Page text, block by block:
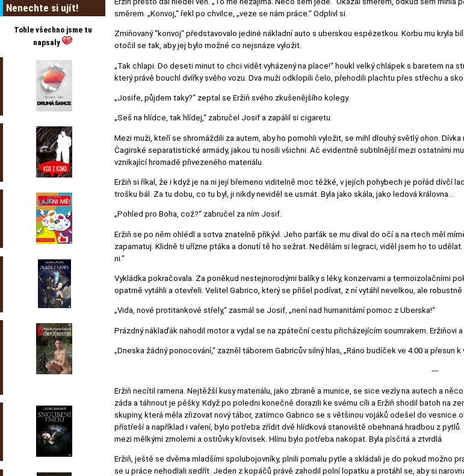
Nenechte si ujít!
Tohle všechno jsme tu
napsaly
směrem. „Konvoj,“ řekl po chvilce, „veze se nám práce.“ Odplivl si.
Zmiňovaný “konvoj“ představovalo jediné nákladní auto s uberskou espézetkou. Korbu mu kryla
otočil se tak, aby jej bylo možné co nejsnáze vyložit.
„Tak chlapi. Do deseti minut to chci vidět vyházený na place!“ houkl velký chlápek s baretem na
který právě bouchl dvířky svého vozu. Dva muži odklopili čelo, přehodili plachtu přes střechu a
„Josife, půjdem taky?“ zeptal se Eržiň svého zkušenějšího kolegy.
„Seš na hlídce, tak hlídej,“ zabručel Josif a zapálil si cigaretu.
Mezi muži, kteří se shromáždili za autem, aby ho pomohli vyložit, se mihl dlouhý světlý ohon.
Čagirské separatistické armády, jakou tu nosili všichni. Ač evidentně subtilnější mezi ostatními
vznikající hromadě přivezeného materiálu.
Eržiň si říkal, že i když je na ni její břemeno viditelně moc těžké, v jejích pohybech je pořád dívčí
trošku bál. Za tu dobu, co tu byl, ji nikdy neviděl se usmát. Byla jako skála, jako ledová královna...
„Pohled pro Boha, což?“ zabručel za ním Josif.
Eržiň se po něm ohlédl a sotva znatelně přikývl. Jeho parťák se mu díval do očí a na rtech měl
zapamatuj. Klidně ti uřízne ptáka a donutí tě ho sežrat. Nedělám si legraci, viděl jsem ho to
ni.“
Vykládka pokračovala. Za poněkud nestejnorodými balíky s léky, konzervami a termoizolačními
opatrně vytáhli a otevřeli. Velitel Gabrico, který se přišel podívat, z ní vytáhl nevelkou, ale robustně
„Vida, nové protitankové střely,“ zasmál se Josif, „není nad humanitární pomoc z Uberska!“
Prázdný náklaďák nahodil motor a vydal se na zpáteční cestu přicházejícím soumrakem. Eržiňovi
„Dneska žádný ponocování,“ zazněl táborem Gabricův silný hlas, „Ráno budíček ve 4:00 a přesun k
---
Eržiň necítil ramena. Nejtěžší kusy materiálu, jako zbraně a munice, se sice vezly na autech a
záda a táhnout je pěšky. Když po poledni konečně dorazili ke svému cíli a Eržiň shodil batoh na
skupiny, která měla zřizovat nový tábor, zatímco Gabrico se s většinou vojáků odešel do
přístřeší a například i vaření, bylo potřeba zřídit dvě hlídková stanoviště obehnaná hradbou z
mezi mělkými zmolemi a ostrůvky křovisek. Hlínu bylo potřeba nakopat. Byla písčitá a ztvrdlá.
Eržiň, ještě se dvěma mladšími spolubojovníky, plnili pomalu pytle a skládali je do pokud možno
se u práce nehodlali sedřít. Jeden z kopáčů právě zahodil polní lopatku a protáhl se, aby si